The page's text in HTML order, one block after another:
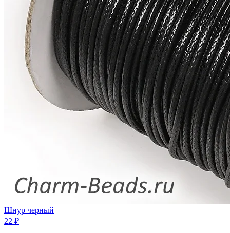
Шнур черный
22 ₽